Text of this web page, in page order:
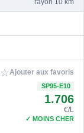
rayon 10 km
☆Ajouter aux favoris
SP95-E10
1.706
€/L
✓ MOINS CHER